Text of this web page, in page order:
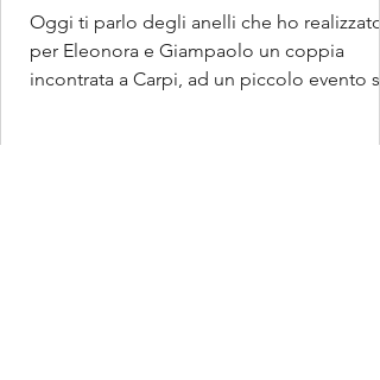
Oggi ti parlo degli anelli che ho realizzato
per Eleonora e Giampaolo un coppia
incontrata a Carpi, ad un piccolo evento